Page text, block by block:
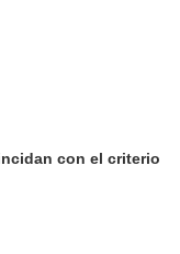
con el criterio